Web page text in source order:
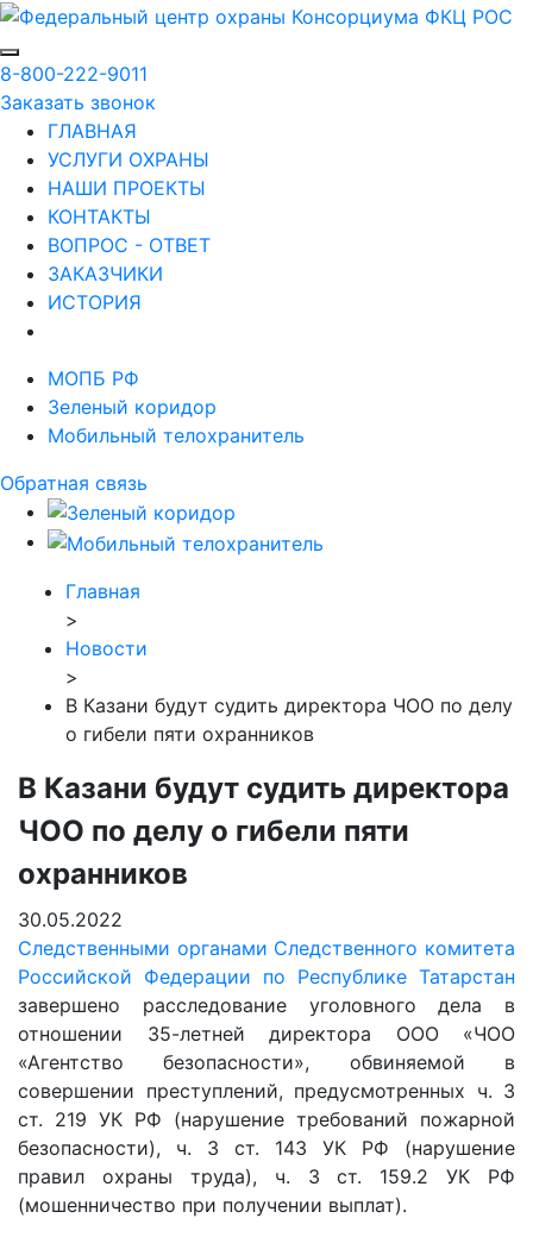
8-800-222-9011
Заказать звонок
ГЛАВНАЯ
УСЛУГИ ОХРАНЫ
НАШИ ПРОЕКТЫ
КОНТАКТЫ
ВОПРОС - ОТВЕТ
ЗАКАЗЧИКИ
ИСТОРИЯ
МОПБ РФ
Зеленый коридор
Мобильный телохранитель
Обратная связь
Главная
>
Новости
>
В Казани будут судить директора ЧОО по делу
о гибели пяти охранников
В Казани будут судить директора
ЧОО по делу о гибели пяти
охранников
30.05.2022
Следственными органами Следственного комитета
Российской Федерации по Республике Татарстан
завершено расследование уголовного дела в
отношении 35-летней директора ООО «ЧОО
«Агентство безопасности», обвиняемой в
совершении преступлений, предусмотренных ч. 3
ст. 219 УК РФ (нарушение требований пожарной
безопасности), ч. 3 ст. 143 УК РФ (нарушение
правил охраны труда), ч. 3 ст. 159.2 УК РФ
(мошенничество при получении выплат).